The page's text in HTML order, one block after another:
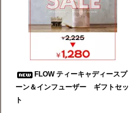
FLOW ティーキャディースプ
ーン＆インフューザー ギフトセッ
ト